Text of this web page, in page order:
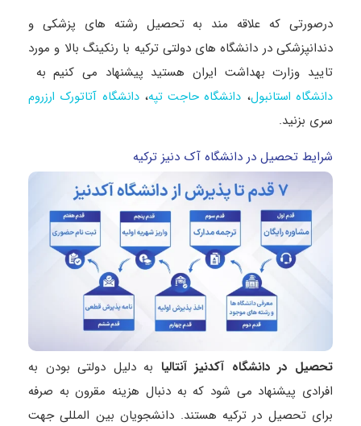
درصورتی که علاقه مند به تحصیل رشته های پزشکی و
دندانپزشکی در دانشگاه های دولتی ترکیه با رنکینگ بالا و مورد
تایید وزارت بهداشت ایران هستید پیشنهاد می کنیم به
دانشگاه استانبول، دانشگاه حاجت تپه،دانشگاه آتاتورک ارزروم
سری بزنید.
شرایط تحصیل در دانشگاه آک دنیز ترکیه
تحصیل در دانشگاه آکدنیز آنتالیا به دلیل دولتی بودن به
افرادی پیشنهاد می شود که به دنبال هزینه مقرون به صرفه
برای تحصیل در ترکیه هستند. دانشجویان بین المللی جهت